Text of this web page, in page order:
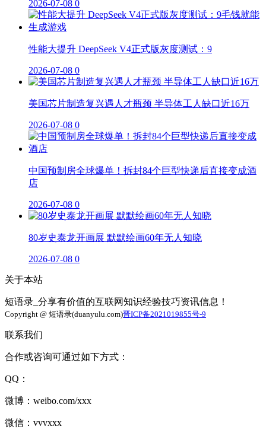
2026-07-08 0
性能大提升 DeepSeek V4正式版灰度测试：9
2026-07-08 0
美国芯片制造复兴遇人才瓶颈 半导体工人缺口近16万
2026-07-08 0
中国预制房全球爆单！拆封84个巨型快递后直接变成酒
店
2026-07-08 0
80岁史泰龙开画展 默默绘画60年无人知晓
2026-07-08 0
关于本站
短语录_分享有价值的互联网知识经验技巧资讯信息！
Copyright @ 短语录(duanyulu.com)晋ICP备2021019855号-9
联系我们
合作或咨询可通过如下方式：
QQ：
微博：weibo.com/xxx
微信：vvvxxx